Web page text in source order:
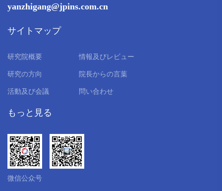
yanzhigang@jpins.com.cn
サイトマップ
研究院概要
研究の方向
活動及び会議
情報及びレビュー
院長からの言葉
問い合わせ
もっと見る
微信公众号